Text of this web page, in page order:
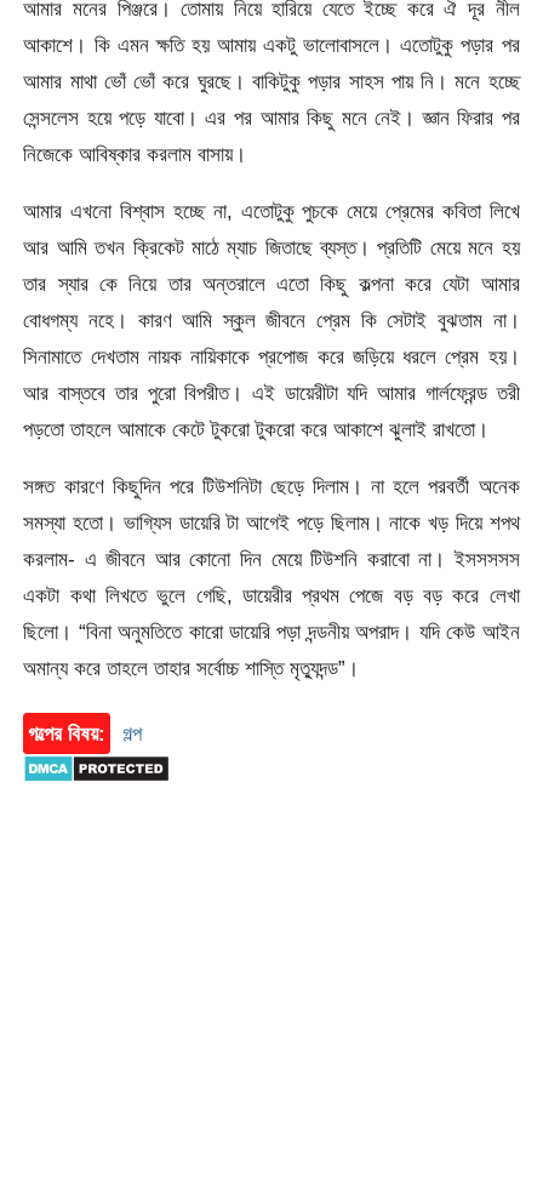
আমার মনের পিঞ্জরে। তোমায় নিয়ে হারিয়ে যেতে ইচ্ছে করে ঐ দূর নীল
আকাশে। কি এমন ক্ষতি হয় আমায় একটু ভালোবাসলে। এতোটুকু পড়ার পর
আমার মাথা ভোঁ ভোঁ করে ঘুরছে। বাকিটুকু পড়ার সাহস পায় নি। মনে হচ্ছে
সেন্সলেস হয়ে পড়ে যাবো। এর পর আমার কিছু মনে নেই। জ্ঞান ফিরার পর
নিজেকে আবিষ্কার করলাম বাসায়।
আমার এখনো বিশ্বাস হচ্ছে না, এতোটুকু পুচকে মেয়ে প্রেমের কবিতা লিখে
আর আমি তখন ক্রিকেট মাঠে ম্যাচ জিতাছে ব্যস্ত। প্রতিটি মেয়ে মনে হয়
তার স্যার কে নিয়ে তার অন্তরালে এতো কিছু কল্পনা করে যেটা আমার
বোধগম্য নহে। কারণ আমি স্কুল জীবনে প্রেম কি সেটাই বুঝতাম না।
সিনামাতে দেখতাম নায়ক নায়িকাকে প্রপোজ করে জড়িয়ে ধরলে প্রেম হয়।
আর বাস্তবে তার পুরো বিপরীত। এই ডায়েরীটা যদি আমার গার্লফ্রেন্ড তরী
পড়তো তাহলে আমাকে কেটে টুকরো টুকরো করে আকাশে ঝুলাই রাখতো।
সঙ্গত কারণে কিছুদিন পরে টিউশনিটা ছেড়ে দিলাম। না হলে পরবর্তী অনেক
সমস্যা হতো। ভাগ্যিস ডায়েরি টা আগেই পড়ে ছিলাম। নাকে খড় দিয়ে শপথ
করলাম- এ জীবনে আর কোনো দিন মেয়ে টিউশনি করাবো না। ইসসসসস
একটা কথা লিখতে ভুলে গেছি, ডায়েরীর প্রথম পেজে বড় বড় করে লেখা
ছিলো। “বিনা অনুমতিতে কারো ডায়েরি পড়া দন্ডনীয় অপরাদ। যদি কেউ আইন
অমান্য করে তাহলে তাহার সর্বোচ্চ শাস্তি মৃত্যুদন্ড”।
গল্পের বিষয়: গল্প